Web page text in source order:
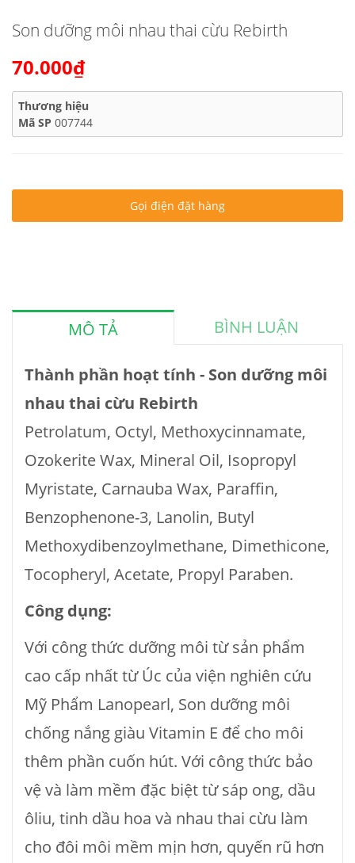
Son dưỡng môi nhau thai cừu Rebirth
70.000₫
Thương hiệu
Mã SP 007744
Gọi điện đặt hàng
MÔ TẢ BÌNH LUẬN
Thành phần hoạt tính - Son dưỡng môi
nhau thai cừu Rebirth
Petrolatum, Octyl, Methoxycinnamate,
Ozokerite Wax, Mineral Oil, Isopropyl
Myristate, Carnauba Wax, Paraffin,
Benzophenone-3, Lanolin, Butyl
Methoxydibenzoylmethane, Dimethicone,
Tocopheryl, Acetate, Propyl Paraben.
Công dụng:
Với công thức dưỡng môi từ sản phẩm
cao cấp nhất từ Úc của viện nghiên cứu
Mỹ Phẩm Lanopearl, Son dưỡng môi
chống nắng giàu Vitamin E để cho môi
thêm phần cuốn hút. Với công thức bảo
vệ và làm mềm đặc biệt từ sáp ong, dầu
ôliu, tinh dầu hoa và nhau thai cừu làm
cho đôi môi mềm mịn hơn, quyến rũ hơn